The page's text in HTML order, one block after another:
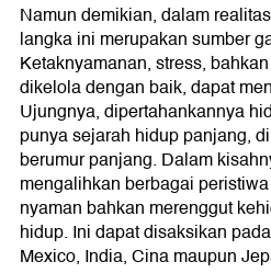
Namun demikian, dalam
langka ini merupakan sumber
Ketaknyamanan, stress,
dikelola dengan baik, dapat
Ujungnya, dipertahankannya
punya sejarah hidup panjang,
berumur panjang. Dalam
mengalihkan berbagai
nyaman bahkan merenggut
hidup. Ini dapat disaksikan
Mexico, India, Cina maupun